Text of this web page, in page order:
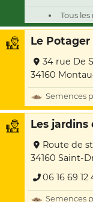
Tous
Le
34 rue De
34160
Semences
Les
Route de
34160 Saint-
06 16 69 12
Semences